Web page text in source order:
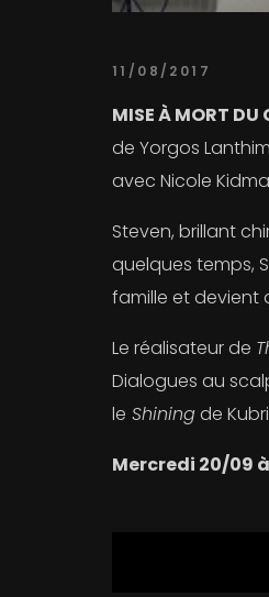
11/08/2017
MISE À MORT DU
de Yorgos
avec Nicole
Steven, brillant
quelques temps,
famille et devient
Le réalisateur de
Dialogues au
le Shiningde
Mercredi 20/09